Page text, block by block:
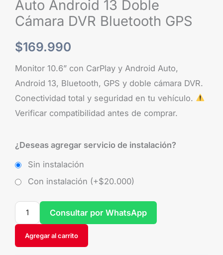
Auto Android 13 Doble
Cámara DVR Bluetooth GPS
$169.990
Monitor 10.6” con CarPlay y Android Auto,
Android 13, Bluetooth, GPS y doble cámara DVR.
Conectividad total y seguridad en tu vehículo.
Verificar compatibilidad antes de comprar.
¿Deseas agregar servicio de instalación?
Sin instalación
Con instalación (+$20.000)
Agregar al carrito
Consultar por WhatsApp